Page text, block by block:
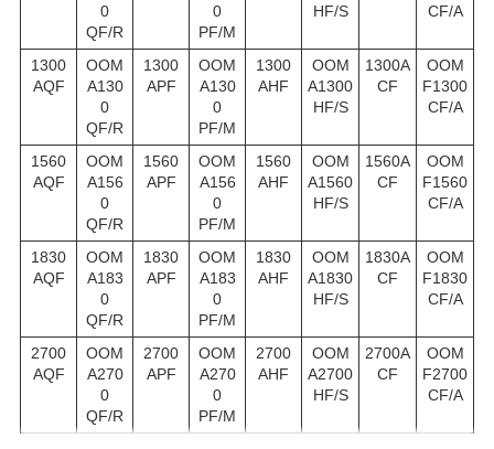
0
QF/R
0
PF/M
HF/S
CF/A
1300
AQF
OOM
A130
0
QF/R
1300
APF
OOM
A130
0
PF/M
1300
AHF
OOM
A1300
HF/S
1300A
CF
OOM
F1300
CF/A
1560
AQF
OOM
A156
0
QF/R
1560
APF
OOM
A156
0
PF/M
1560
AHF
OOM
A1560
HF/S
1560A
CF
OOM
F1560
CF/A
1830
AQF
OOM
A183
0
QF/R
1830
APF
OOM
A183
0
PF/M
1830
AHF
OOM
A1830
HF/S
1830A
CF
OOM
F1830
CF/A
2700
AQF
OOM
A270
0
QF/R
2700
APF
OOM
A270
0
PF/M
2700
AHF
OOM
A2700
HF/S
2700A
CF
OOM
F2700
CF/A